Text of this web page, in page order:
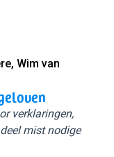
Wim van
verklaringen,
mist nodige